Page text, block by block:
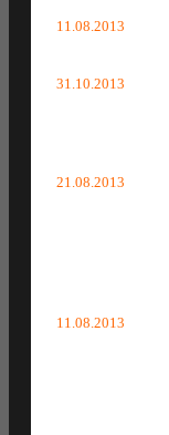
11.08.2013
31.10.2013
21.08.2013
11.08.2013